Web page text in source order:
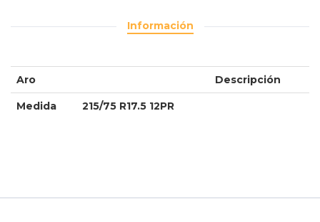
Información
Aro Descripción
Medida 215/75 R17.5 12PR